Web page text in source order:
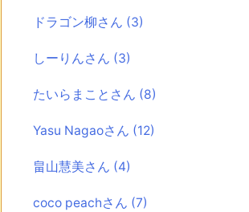
ドラゴン柳さん (3)
しーりんさん (3)
たいらまことさん (8)
Yasu Nagaoさん (12)
畠山慧美さん (4)
coco peachさん (7)